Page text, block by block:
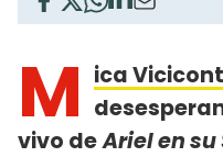
M ica
vivo deAriel en su